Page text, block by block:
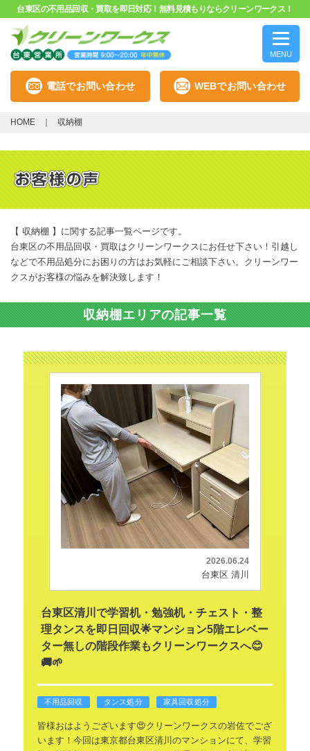
台東区の不用品回収・買取を即日対応！無料見積もりならクリーンワークス！
MENU
電話でお問い合わせ WEBでお問い合わせ
HOME 収納棚
【 収納棚 】に関する記事一覧ページです。
台東区の不用品回収・買取はクリーンワークスにお任せ下さい！引越し
などで不用品処分にお困りの方はお気軽にご相談下さい。クリーンワー
クスがお客様の悩みを解決致します！
収納棚エリアの記事一覧
2026.06.24
台東区 清川
台東区清川で学習机・勉強机・チェスト・整
理タンスを即日回収🌟マンション5階エレベー
ター無しの階段作業もクリーンワークスへ😊
🚚🌱
不用品回収 タンス処分 家具回収処分
皆様おはようございます😍クリーンワークスの岩佐でござ
います！今回は東京都台東区清川のマンションにて、学習